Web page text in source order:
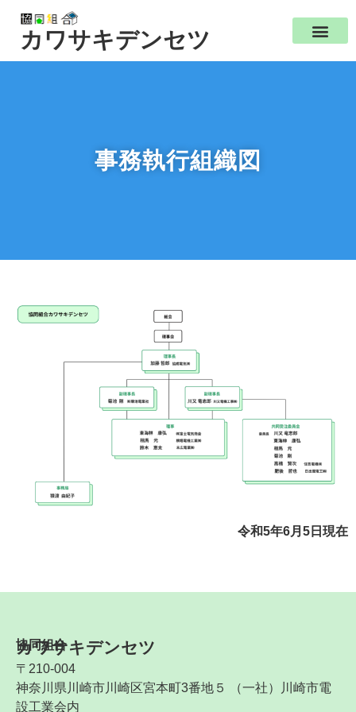
カワサキデンセツ
事務執行組織図
令和5年6月5日現在
協同組合
カワサキデンセツ
〒210-004
神奈川県川崎市川崎区宮本町3番地５ （一社）川崎市電
設工業会内